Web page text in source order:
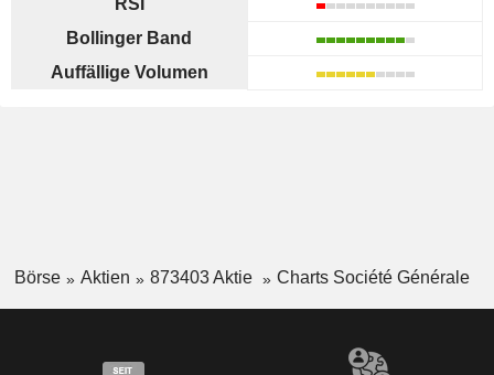
RSI
Bollinger Band
Auffällige Volumen
Börse Aktien 873403 Aktie Charts Société Générale